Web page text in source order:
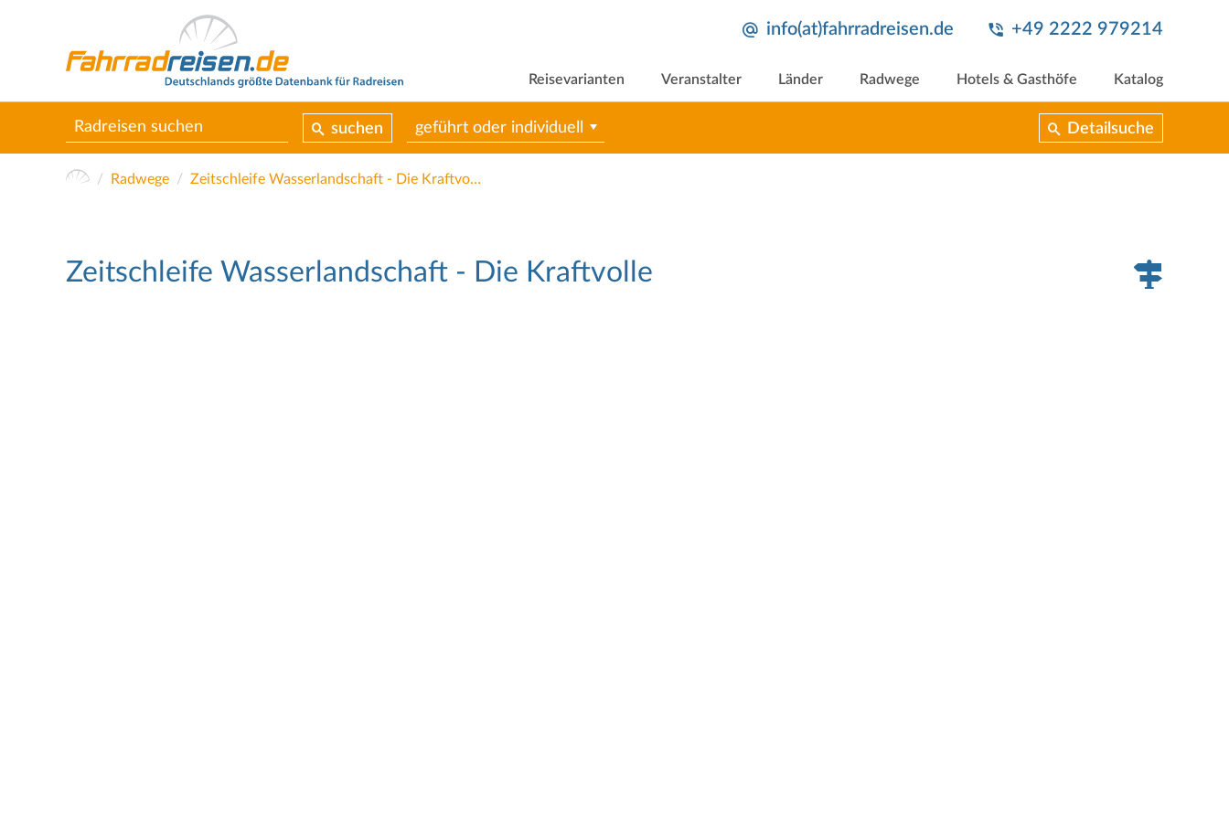
info(at)fahrradreisen.de +49 2222 979214
Reisevarianten Veranstalter Länder Radwege Hotels & Gasthöfe Katalog
suchen geführt oder individuell Detailsuche
Radwege Zeitschleife Wasserlandschaft - Die Kraftvolle
Zeitschleife Wasserlandschaft - Die Kraftvolle